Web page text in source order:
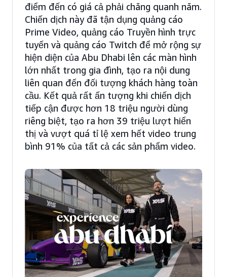
điểm đến có giá cả phải chăng quanh năm.
Chiến dịch này đã tận dụng quảng cáo
Prime Video, quảng cáo Truyền hình trực
tuyến và quảng cáo Twitch để mở rộng sự
hiện diện của Abu Dhabi lên các màn hình
lớn nhất trong gia đình, tạo ra nội dung
liên quan đến đối tượng khách hàng toàn
cầu. Kết quả rất ấn tượng khi chiến dịch
tiếp cận được hơn 18 triệu người dùng
riêng biệt, tạo ra hơn 39 triệu lượt hiển
thị và vượt quá tỉ lệ xem hết video trung
bình 91% của tất cả các sản phẩm video.